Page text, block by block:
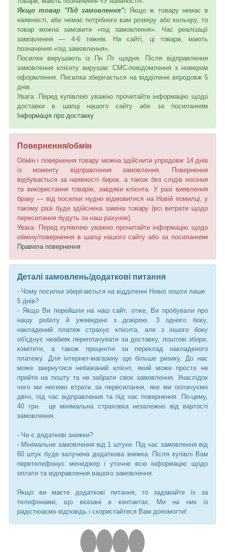
Якщо товар "Під замовлення":Якщо ж товару немає в
наявності, або немає потрібного вам розміру або кольору, то
товар можна замовити «під замовлення». Час реалізації
замовлення — 4-6 тижнів. На сайті, ці товари, мають
позначення «під замовлення».
Посилки вирушають із Пн Пт щодня. Після відправлення
замовлення клієнту вирушає СМС-повідомлення з номером
оформлення. Посилка зберігається на відділенні впродовж 5
днів.
Увага: Перед купівлею уважно прочитайте інформацію щодо
доставки в шапці нашого сайту або за посиланням
Інформація про доставку
Повернення/обмін
Обмін і повернення товару можна здійснити упродовж 14 днів
із моменту відправлення замовлення. Повернення
відбувається за наявності бирок, а також без слідів носіння
та використання товарів, завдяки клієнта. У разі виявлення
браку — від посилки нудно відмовитися на Новій помилці, у
такому разі буде здійснена заміна товару (всі витрати щодо
пересилання будуть за наш рахунок).
Увага: Перед купівлею уважно прочитайте інформацію щодо
обміну/повернення в шапці нашого сайту або за посиланням
Правила повернення
Деталі замовлень/додаткові питання
- Чому посилки зберігаються на відділенні Нової пошти лише
5 днів?
- Якщо Ви перейшли на наш сайт, отже, Ви пробували про
нашу роботу й ужеведені з довірою. З одного боку,
накладений платеж страхує клієнта, але з іншого боку
об'єднує неабияк переплачувати за доставку, поштові збори,
комітети, а також процентні за переклад накладеного
платежу. Для інтернет-магазину ще більше ризику. До нас
може звернутися небажаний клієнт, який може просто не
прийти на пошту та не забрати своє замовлення. Унаслідок
чого ми несемо втрати за пересилання, яке ми оплачуємо
двічі, під час відправлення та під час повернення. По-цему,
40 грн. це мінімальна страховка незалежно від вартості
замовлення.
- Чи є додаткові знижки?
- Мінімальне замовлення від 1 штуки. Під час замовлення від
60 штук буде залучена додаткова знижка. Після купівлі Вам
перетелефонує менеджер і уточне всю інформацію щодо
оплати та відправлення вашого замовлення.
Якщо ви маєте додаткові питання, то задавайте їх за
телефонами, що вказані в контактах. Ми на них із
радістюаємо відповідь і скористайтеся Вам допомогти!